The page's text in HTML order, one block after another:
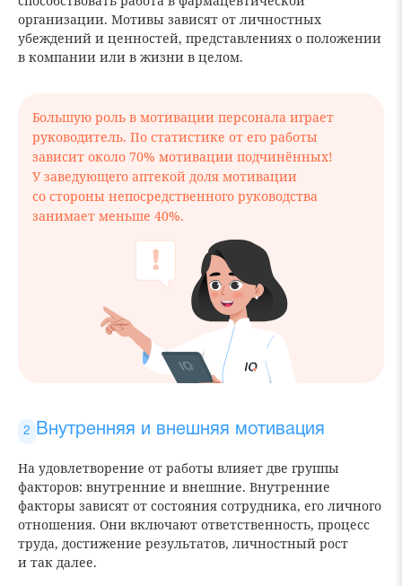
организации. Мотивы зависят от личностных
убеждений и ценностей, представлениях о положении
в компании или в жизни в целом.
Большую роль в мотивации персонала играет
руководитель. По статистике от его работы
зависит около 70% мотивации подчинённых!
У заведующего аптекой доля мотивации
со стороны непосредственного руководства
занимает меньше 40%.
Внутренняя и внешняя мотивация
На удовлетворение от работы влияет две группы
факторов: внутренние и внешние. Внутренние
факторы зависят от состояния сотрудника, его личного
отношения. Они включают ответственность, процесс
труда, достижение результатов, личностный рост
и так далее.